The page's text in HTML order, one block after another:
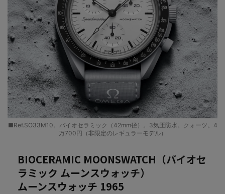
■Ref.SO33M10。バイオセラミック（42mm径）。3気圧防水。クォーツ。4
万700円（非限定のレギュラーモデル）
BIOCERAMIC MOONSWATCH（バイオセ
ラミック ムーンスウォッチ）
ムーンスウォッチ 1965